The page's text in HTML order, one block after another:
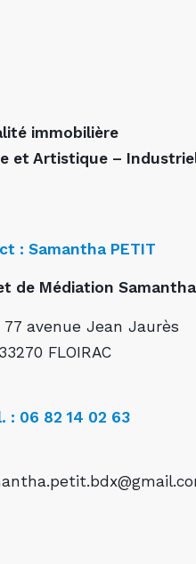
immobilière
et Artistique –
: Samantha PETIT
de Médiation
77 avenue Jean Jaurès
33270 FLOIRAC
: 06 82 14 02 63